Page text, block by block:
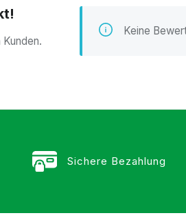
Kunden.
Keine
Sichere Bezahlung